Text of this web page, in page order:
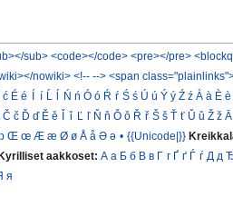
sub> <code></code> <pre></pre>
nowiki> <!-- --> <span
ć É é Í í Ĺ ĺ Ń ń Ó ó Ŕ ŕ Ś ś Ú ú Ý ý Ź ź À à È è
Č č Ď ď Ě ě Ǐ ǐ Ľ ľ Ň ň Ǒ ǒ Ř ř Š š Ť ť Ǔ ǔ Ž ž Ā
Œ œ Æ æ Ø ø Å å Ə ə • {{Unicode|}}
aakkoset: А а Б б В в Г г Ґ ґ Ѓ ѓ Д д
я